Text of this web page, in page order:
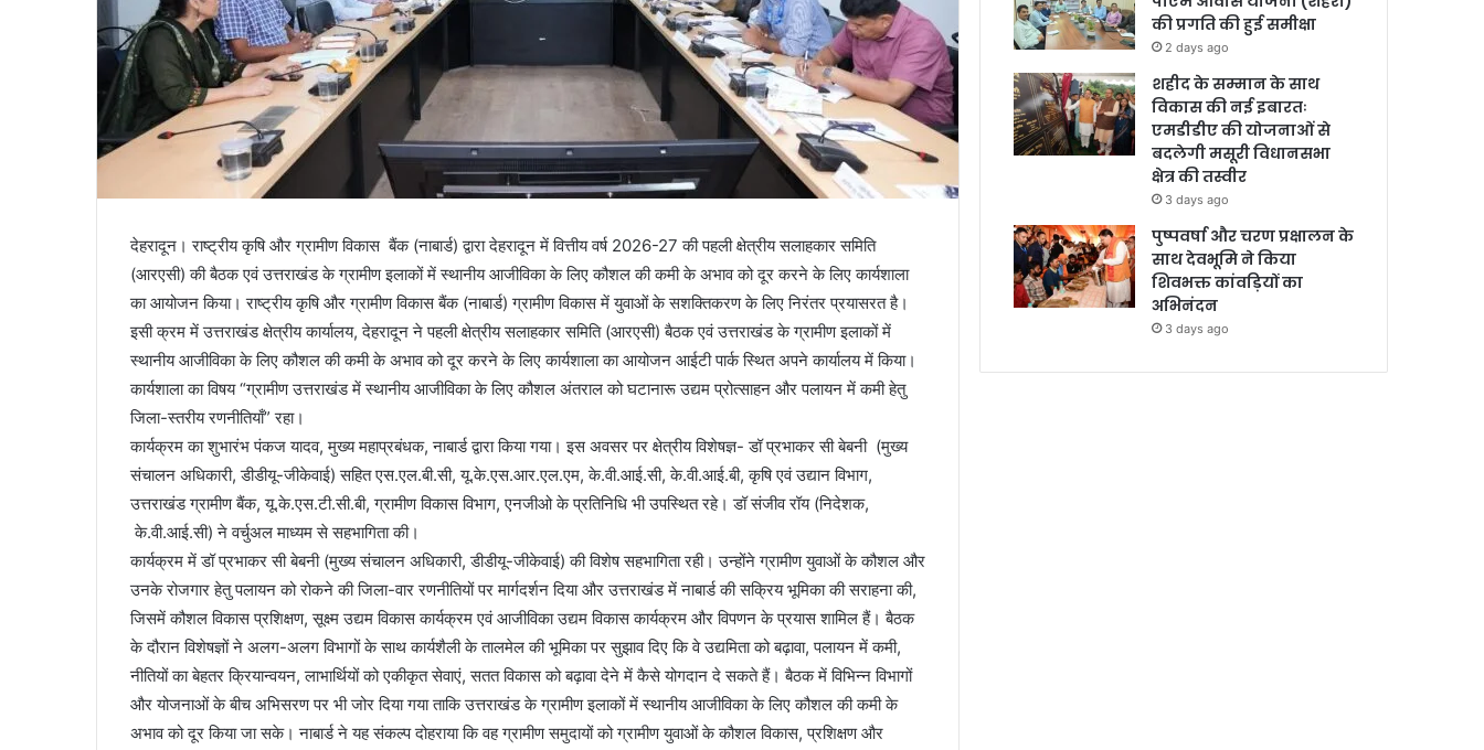
देहरादून। राष्ट्रीय कृषि और ग्रामीण विकास बैंक (नाबार्ड) द्वारा देहरादून में वित्तीय वर्ष 2026-27 की पहली क्षेत्रीय सलाहकार समिति
(आरएसी) की बैठक एवं उत्तराखंड के ग्रामीण इलाकों में स्थानीय आजीविका के लिए कौशल की कमी के अभाव को दूर करने के लिए कार्यशाला
का आयोजन किया। राष्ट्रीय कृषि और ग्रामीण विकास बैंक (नाबार्ड) ग्रामीण विकास में युवाओं के सशक्तिकरण के लिए निरंतर प्रयासरत है।
इसी क्रम में उत्तराखंड क्षेत्रीय कार्यालय, देहरादून ने पहली क्षेत्रीय सलाहकार समिति (आरएसी) बैठक एवं उत्तराखंड के ग्रामीण इलाकों में
स्थानीय आजीविका के लिए कौशल की कमी के अभाव को दूर करने के लिए कार्यशाला का आयोजन आईटी पार्क स्थित अपने कार्यालय में किया।
कार्यशाला का विषय “ग्रामीण उत्तराखंड में स्थानीय आजीविका के लिए कौशल अंतराल को घटानारू उद्यम प्रोत्साहन और पलायन में कमी हेतु
जिला-स्तरीय रणनीतियाँ” रहा।
कार्यक्रम का शुभारंभ पंकज यादव, मुख्य महाप्रबंधक, नाबार्ड द्वारा किया गया। इस अवसर पर क्षेत्रीय विशेषज्ञ- डॉ प्रभाकर सी बेबनी (मुख्य
संचालन अधिकारी, डीडीयू-जीकेवाई) सहित एस.एल.बी.सी, यू.के.एस.आर.एल.एम, के.वी.आई.सी, के.वी.आई.बी, कृषि एवं उद्यान विभाग,
उत्तराखंड ग्रामीण बैंक, यू.के.एस.टी.सी.बी, ग्रामीण विकास विभाग, एनजीओ के प्रतिनिधि भी उपस्थित रहे। डॉ संजीव रॉय (निदेशक,
के.वी.आई.सी) ने वर्चुअल माध्यम से सहभागिता की।
कार्यक्रम में डॉ प्रभाकर सी बेबनी (मुख्य संचालन अधिकारी, डीडीयू-जीकेवाई) की विशेष सहभागिता रही। उन्होंने ग्रामीण युवाओं के कौशल और
उनके रोजगार हेतु पलायन को रोकने की जिला-वार रणनीतियों पर मार्गदर्शन दिया और उत्तराखंड में नाबार्ड की सक्रिय भूमिका की सराहना की,
जिसमें कौशल विकास प्रशिक्षण, सूक्ष्म उद्यम विकास कार्यक्रम एवं आजीविका उद्यम विकास कार्यक्रम और विपणन के प्रयास शामिल हैं। बैठक
के दौरान विशेषज्ञों ने अलग-अलग विभागों के साथ कार्यशैली के तालमेल की भूमिका पर सुझाव दिए कि वे उद्यमिता को बढ़ावा, पलायन में कमी,
नीतियों का बेहतर क्रियान्वयन, लाभार्थियों को एकीकृत सेवाएं, सतत विकास को बढ़ावा देने में कैसे योगदान दे सकते हैं। बैठक में विभिन्न विभागों
और योजनाओं के बीच अभिसरण पर भी जोर दिया गया ताकि उत्तराखंड के ग्रामीण इलाकों में स्थानीय आजीविका के लिए कौशल की कमी के
अभाव को दूर किया जा सके। नाबार्ड ने यह संकल्प दोहराया कि वह ग्रामीण समुदायों को ग्रामीण युवाओं के कौशल विकास, प्रशिक्षण और
की प्रगति की हुई समीक्षा
2 days ago
शहीद के सम्मान के साथ
विकास की नई इबारतः
एमडीडीए की योजनाओं से
बदलेगी मसूरी विधानसभा
क्षेत्र की तस्वीर
3 days ago
पुष्पवर्षा और चरण प्रक्षालन के
साथ देवभूमि ने किया
शिवभक्त कांवड़ियों का
अभिनंदन
3 days ago